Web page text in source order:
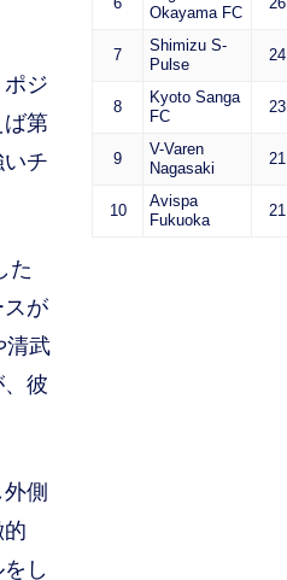
ジ
ば第
チ
た
スが
清武
彼
側
し
Okayama FC
7
Shimizu S-
Pulse
24
8
Kyoto Sanga
FC
23
9
V-Varen
Nagasaki
21
10
Avispa
Fukuoka
21